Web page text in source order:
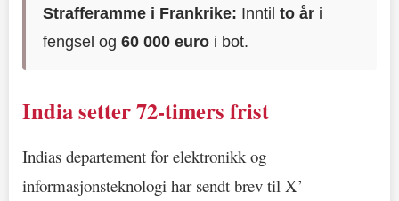
Strafferamme i Frankrike: Inntilto år i
fengsel og60 000 euro i bot.
India setter 72-timers frist
Indias departement for elektronikk og
informasjonsteknologi har sendt brev til X’